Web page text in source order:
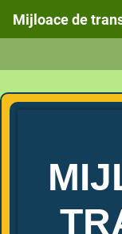
Mijloace de